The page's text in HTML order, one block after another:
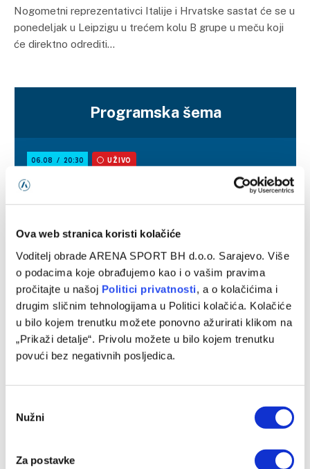
Ova web stranica koristi kolačiće
Voditelj obrade ARENA SPORT BH d.o.o. Sarajevo. Više
o podacima koje obrađujemo kao i o vašim pravima
pročitajte u našoj Politici privatnosti, a o kolačićima i
drugim sličnim tehnologijama u Politici kolačića. Kolačiće
u bilo kojem trenutku možete ponovno ažurirati klikom na
„Prikaži detalje“. Privolu možete u bilo kojem trenutku
povući bez negativnih posljedica.
Selection
Nužni
Za postavke
Nogometni reprezentativci Italije i Hrvatske sastat će se u
ponedeljak u Leipzigu u trećem kolu B grupe u meču koji
će direktno odrediti…
Programska šema